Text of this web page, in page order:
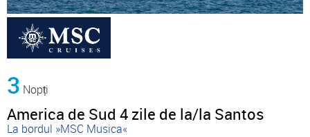
3 Nopți
America de Sud 4 zile de la/la Santos
La bordul »MSC Musica«